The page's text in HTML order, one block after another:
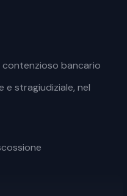
bancario
e stragiudiziale, nel